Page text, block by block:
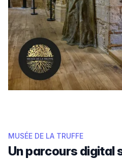
MUSÉE DE LA TRUFFE
Un parcours digital